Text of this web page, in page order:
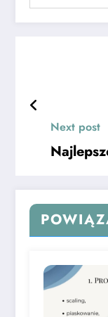
Next post